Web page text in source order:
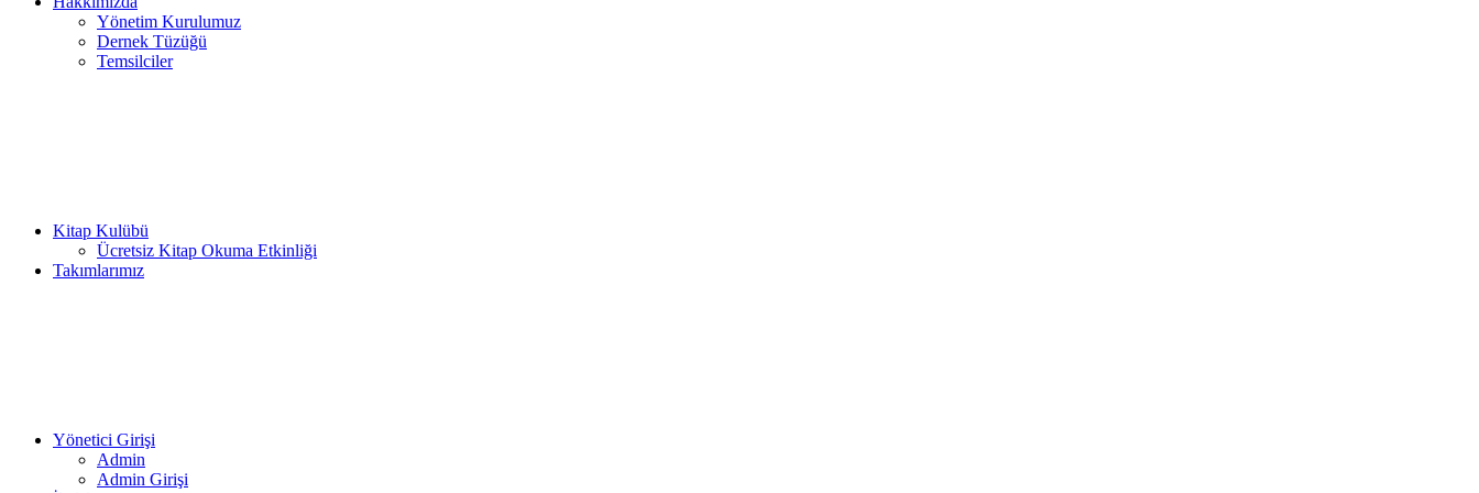
Yönetim Kurulumuz
Dernek Tüzüğü
Temsilciler
Kitap Kulübü
Ücretsiz Kitap Okuma Etkinliği
Takımlarımız
Yönetici Girişi
Admin
Admin Girişi